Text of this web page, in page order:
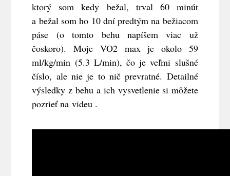
ktorý som kedy bežal, trval 60 minút
a bežal som ho 10 dní predtým na bežiacom
páse (o tomto behu napíšem viac už
čoskoro). Moje VO2 max je okolo 59
ml/kg/min (5.3 L/min), čo je veľmi slušné
číslo, ale nie je to nič prevratné. Detailné
výsledky z behu a ich vysvetlenie si môžete
pozrieť na videu .